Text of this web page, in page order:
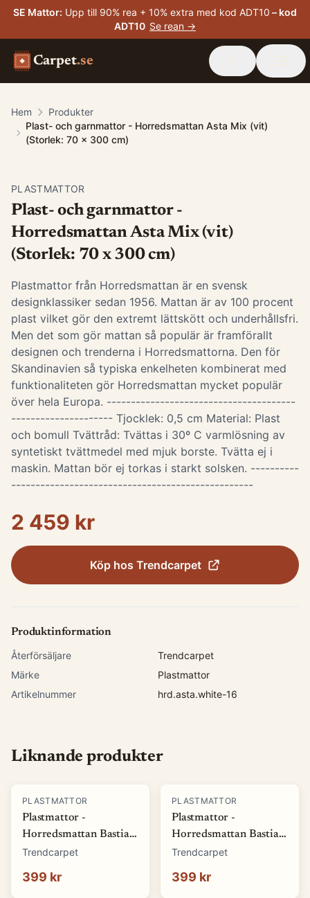
SE Mattor: Upp till 90% rea + 10% extra med kod ADT10 – kod
ADT10 Se rean →
Carpet.se
Hem
Produkter
Plast- och garnmattor - Horredsmattan Asta Mix (vit)
(Storlek: 70 x 300 cm)
PLASTMATTOR
Plast- och garnmattor -
Horredsmattan Asta Mix (vit)
(Storlek: 70 x 300 cm)
Plastmattor från Horredsmattan är en svensk
designklassiker sedan 1956. Mattan är av 100 procent
plast vilket gör den extremt lättskött och underhållsfri.
Men det som gör mattan så populär är framförallt
designen och trenderna i Horredsmattorna. Den för
Skandinavien så typiska enkelheten kombinerat med
funktionaliteten gör Horredsmattan mycket populär
över hela Europa. ---------------------------------------
--------------------- Tjocklek: 0,5 cm Material: Plast
och bomull Tvättråd: Tvättas i 30º C varmlösning av
syntetiskt tvättmedel med mjuk borste. Tvätta ej i
maskin. Mattan bör ej torkas i starkt solsken. ----------
--------------------------------------------------
2 459 kr
Köp hos Trendcarpet
Produktinformation
Återförsäljare
Trendcarpet
Märke
Plastmattor
Artikelnummer
hrd.asta.white-16
Liknande produkter
PLASTMATTOR
Plastmattor -
Horredsmattan Bastian
(grön) (Storlek: 70 x 50
Trendcarpet
399 kr
PLASTMATTOR
Plastmattor -
Horredsmattan Bastian
(röd) (Storlek: 70 x 50
Trendcarpet
399 kr